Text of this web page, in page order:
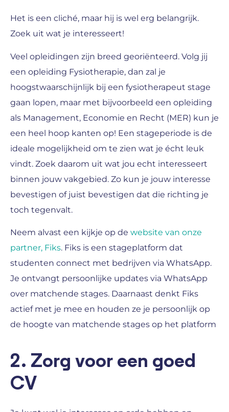
Het is een cliché, maar hij is wel erg belangrijk.
Zoek uit wat je interesseert!
Veel opleidingen zijn breed georiënteerd. Volg jij
een opleiding Fysiotherapie, dan zal je
hoogstwaarschijnlijk bij een fysiotherapeut stage
gaan lopen, maar met bijvoorbeeld een opleiding
als Management, Economie en Recht (MER) kun je
een heel hoop kanten op! Een stageperiode is de
ideale mogelijkheid om te zien wat je écht leuk
vindt. Zoek daarom uit wat jou echt interesseert
binnen jouw vakgebied. Zo kun je jouw interesse
bevestigen of juist bevestigen dat die richting je
toch tegenvalt.
Neem alvast een kijkje op de website van onze
partner, Fiks. Fiks is een stageplatform dat
studenten connect met bedrijven via WhatsApp.
Je ontvangt persoonlijke updates via WhatsApp
over matchende stages. Daarnaast denkt Fiks
actief met je mee en houden ze je persoonlijk op
de hoogte van matchende stages op het platform
2. Zorg voor een goed
CV